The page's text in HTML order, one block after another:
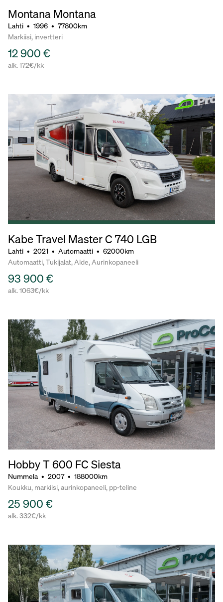
Montana Montana
Lahti • 1996 • 77800km
Markiisi, invertteri
12 900 €
alk. 172€/kk
Kabe Travel Master C 740 LGB
Lahti • 2021 • Automaatti • 62000km
Automaatti, Tukijalat, Alde, Aurinkopaneeli
93 900 €
alk. 1063€/kk
Hobby T 600 FC Siesta
Nummela • 2007 • 188000km
Koukku, markiisi, aurinkopaneeli, pp-teline
25 900 €
alk. 332€/kk